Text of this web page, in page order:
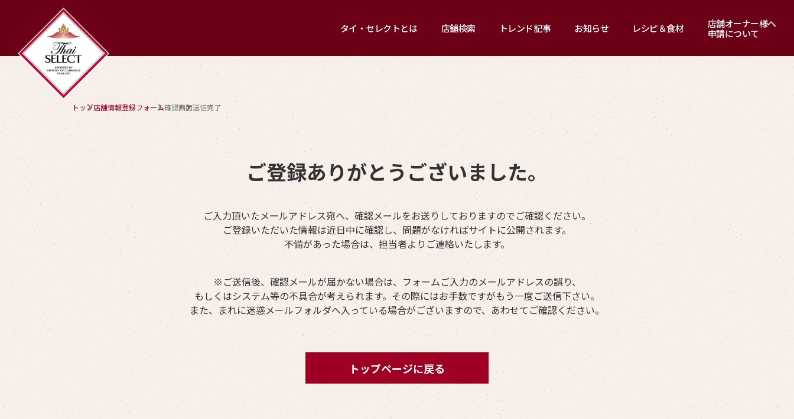
タイ・セレクトとは 店舗検索 トレンド記事 お知らせ レシピ＆食材
店舗オーナー様へ
申請について
トップ店舗情報登録フォーム確認画面送信完了
ご登録ありがとうございました。
ご入力頂いたメールアドレス宛へ、確認メールをお送りしておりますのでご確認ください。
ご登録いただいた情報は近日中に確認し、問題がなければサイトに公開されます。
不備があった場合は、担当者よりご連絡いたします。
※ご送信後、確認メールが届かない場合は、フォームご入力のメールアドレスの誤り、
もしくはシステム等の不具合が考えられます。その際にはお手数ですがもう一度ご送信下さい。
また、まれに迷惑メールフォルダへ入っている場合がございますので、あわせてご確認ください。
トップページに戻る